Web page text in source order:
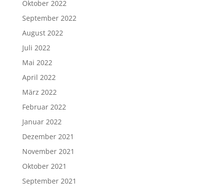
Oktober 2022
September 2022
August 2022
Juli 2022
Mai 2022
April 2022
März 2022
Februar 2022
Januar 2022
Dezember 2021
November 2021
Oktober 2021
September 2021